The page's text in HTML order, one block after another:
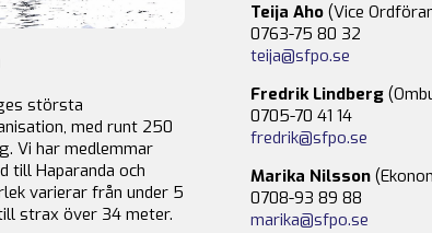
största
med runt 250
Vi har medlemmar
till Haparanda och
varierar från under 5
strax över 34 meter.
Teija Aho (Vice
0763-75 80 32
teija@sfpo.se
Fredrik Lindberg
0705-70 41 14
fredrik@sfpo.se
Marika Nilsson
0708-93 89 88
marika@sfpo.se